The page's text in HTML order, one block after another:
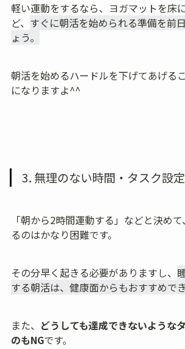
軽い運動をするなら、ヨガマットを床
ど、 すぐに朝活を始められる準備を前
ょう。
朝活を始めるハードルを下げてあげる
になりますよ^^
3. 無理のない時間・タスク設
「朝から2時間運動する」などと決め
るのはかなり困難です。
その分早く起きる必要がありますし、
する朝活は、健康面からもおすすめで
また、 どうしても達成できないような
のもNGです。